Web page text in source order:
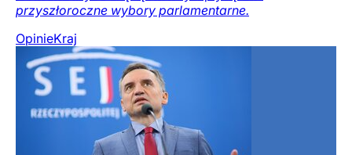
przyszłoroczne wybory parlamentarne.
OpinieKraj